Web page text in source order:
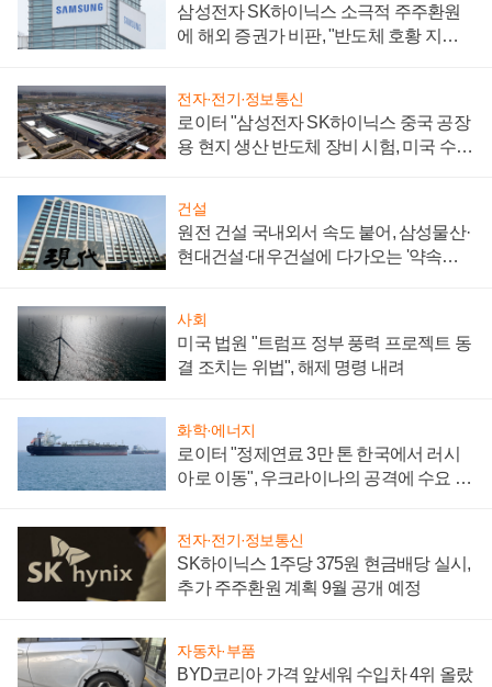
삼성전자 SK하이닉스 소극적 주주환원
에 해외 증권가 비판, "반도체 호황 지속
전자·전기·정보통신
로이터 "삼성전자 SK하이닉스 중국 공장
용 현지 생산 반도체 장비 시험, 미국 수출
건설
원전 건설 국내외서 속도 붙어, 삼성물산·
현대건설·대우건설에 다가오는 '약속의
사회
미국 법원 "트럼프 정부 풍력 프로젝트 동
결 조치는 위법", 해제 명령 내려
화학·에너지
로이터 "정제연료 3만 톤 한국에서 러시
아로 이동", 우크라이나의 공격에 수요 늘
전자·전기·정보통신
SK하이닉스 1주당 375원 현금배당 실시,
추가 주주환원 계획 9월 공개 예정
자동차·부품
BYD코리아 가격 앞세워 수입차 4위 올랐